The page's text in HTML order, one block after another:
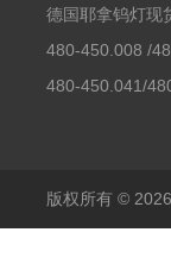
素分析仪反应罐
德国耶拿钨灯现
480-450.008 /
450.008C耶拿镉
480-450.041/
包邮
版权所有 ©